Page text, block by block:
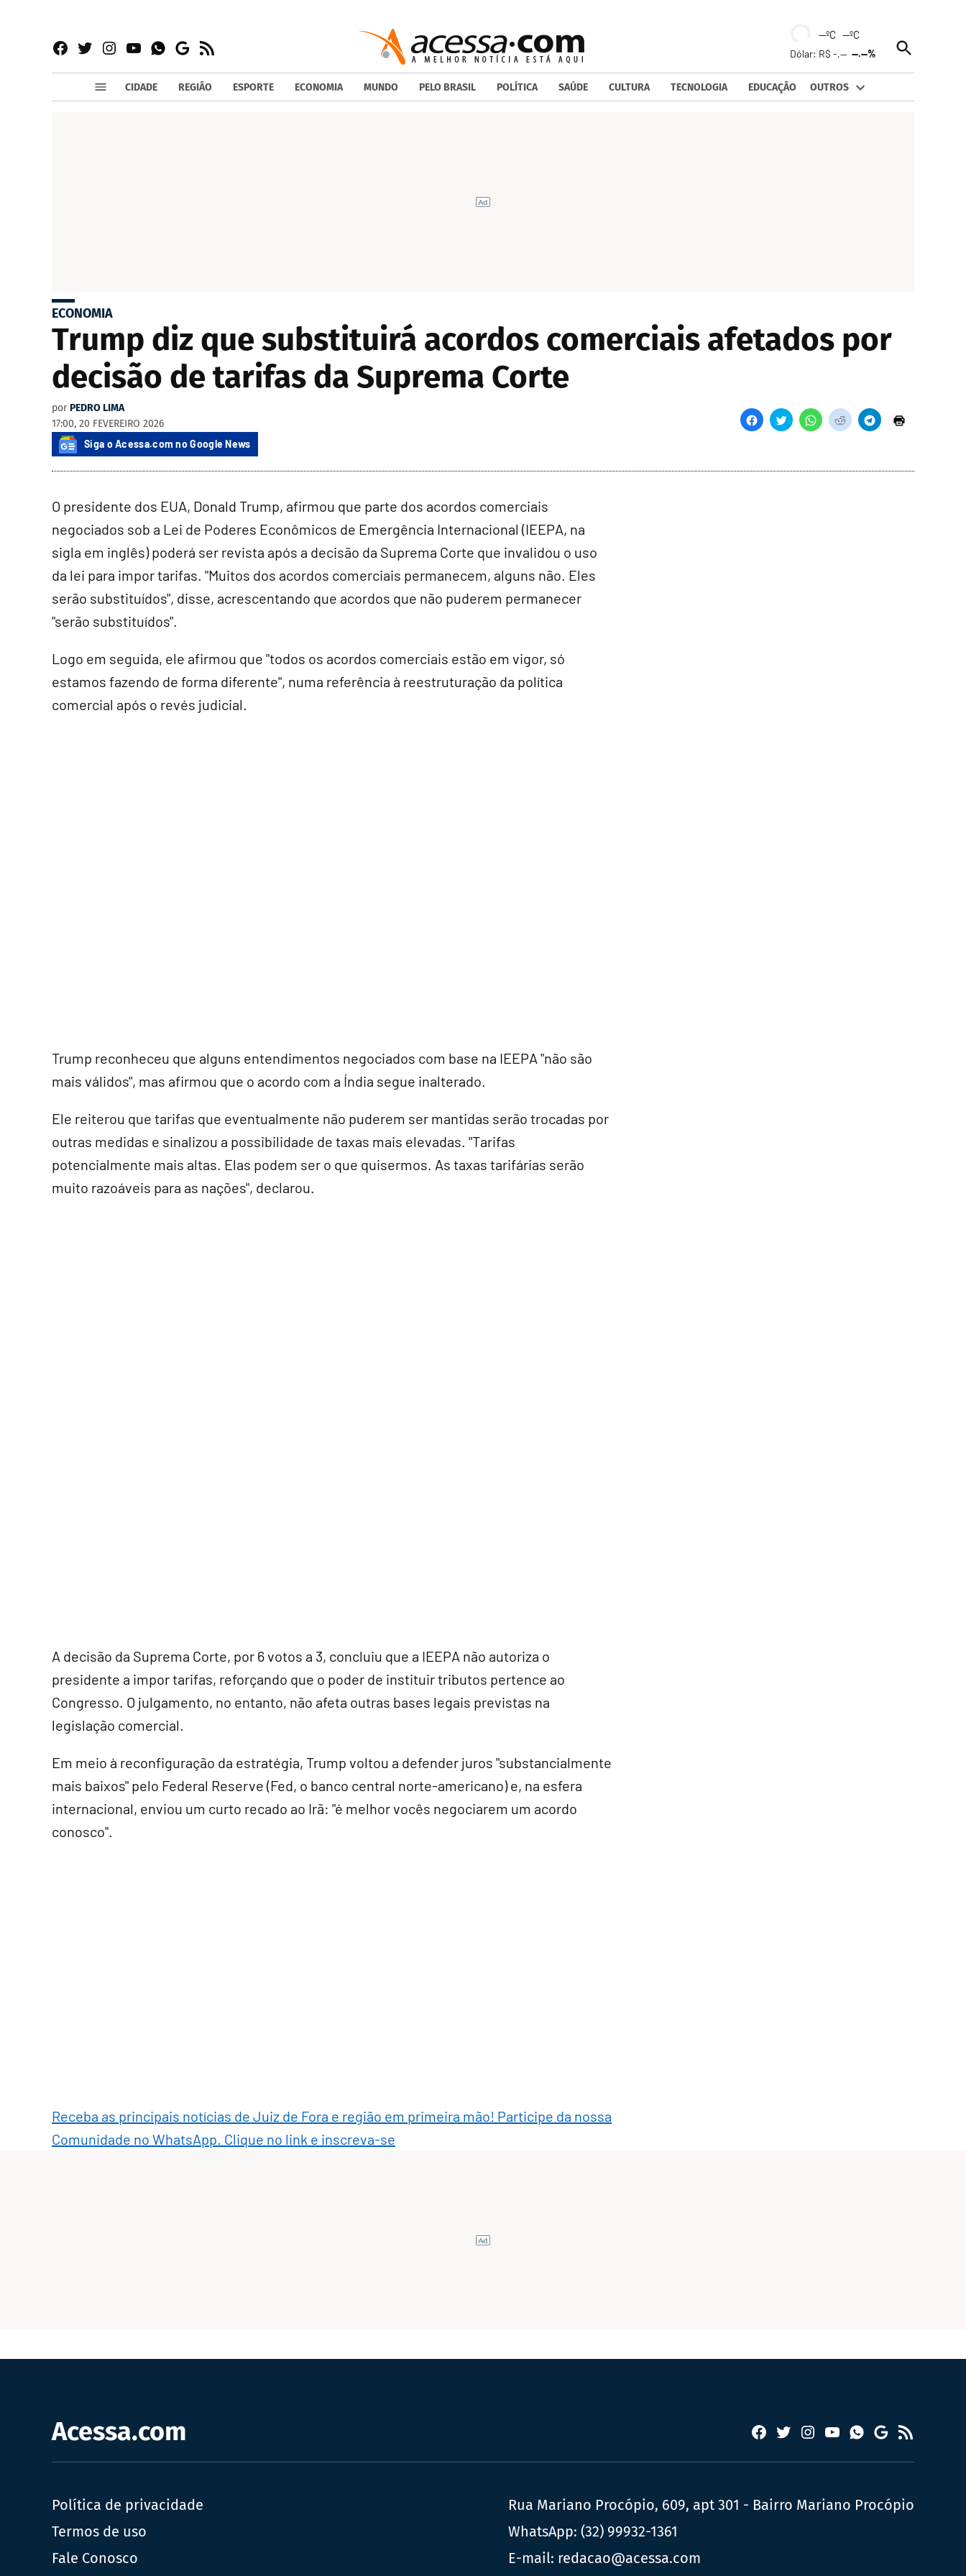
Facebook
TwitterInstagram
YouTubeWhatsapp
Google
News
RSS
--ºC --ºC
Dólar: R$ -,----.--%
Open
Search
CIDADE REGIÃO ESPORTE ECONOMIA MUNDO PELO BRASIL POLÍTICA SAÚDE CULTURA TECNOLOGIA EDUCAÇÃO OUTROS
ECONOMIA
Trump diz que substituirá acordos comerciais afetados por
decisão de tarifas da Suprema Corte
por PEDRO LIMA
17:00, 20 FEVEREIRO 2026
Siga o Acessa.com no Google News
O presidente dos EUA, Donald Trump, afirmou que parte dos acordos comerciais
negociados sob a Lei de Poderes Econômicos de Emergência Internacional (IEEPA, na
sigla em inglês) poderá ser revista após a decisão da Suprema Corte que invalidou o uso
da lei para impor tarifas. "Muitos dos acordos comerciais permanecem, alguns não. Eles
serão substituídos", disse, acrescentando que acordos que não puderem permanecer
"serão substituídos".
Logo em seguida, ele afirmou que "todos os acordos comerciais estão em vigor, só
estamos fazendo de forma diferente", numa referência à reestruturação da política
comercial após o revés judicial.
Trump reconheceu que alguns entendimentos negociados com base na IEEPA "não são
mais válidos", mas afirmou que o acordo com a Índia segue inalterado.
Ele reiterou que tarifas que eventualmente não puderem ser mantidas serão trocadas por
outras medidas e sinalizou a possibilidade de taxas mais elevadas. "Tarifas
potencialmente mais altas. Elas podem ser o que quisermos. As taxas tarifárias serão
muito razoáveis para as nações", declarou.
A decisão da Suprema Corte, por 6 votos a 3, concluiu que a IEEPA não autoriza o
presidente a impor tarifas, reforçando que o poder de instituir tributos pertence ao
Congresso. O julgamento, no entanto, não afeta outras bases legais previstas na
legislação comercial.
Em meio à reconfiguração da estratégia, Trump voltou a defender juros "substancialmente
mais baixos" pelo Federal Reserve (Fed, o banco central norte-americano) e, na esfera
internacional, enviou um curto recado ao Irã: "é melhor vocês negociarem um acordo
conosco".
Receba as principais notícias de Juiz de Fora e região em primeira mão! Participe da nossa
Comunidade no WhatsApp. Clique no link e inscreva-se
Acessa.com Facebook
TwitterInstagram
YouTubeWhatsapp
Google
News
RSS
Política de privacidade
Termos de uso
Fale Conosco
Rua Mariano Procópio, 609, apt 301 - Bairro Mariano Procópio
WhatsApp: (32) 99932-1361
E-mail: redacao@acessa.com